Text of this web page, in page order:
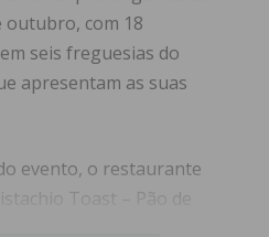
outubro, com 18
seis freguesias do
apresentam as suas
evento, o restaurante
Toast – Pão de